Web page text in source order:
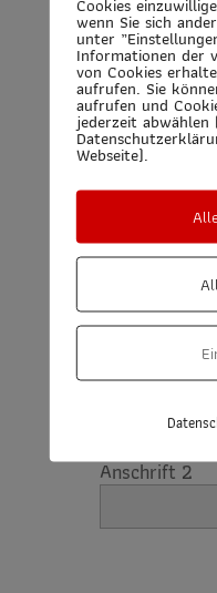
Telefon
Rabattcode
(falls
Anschrift 1
Anschrift 2
wenn Sie sich
unter
Informationen der
von Cookies
aufrufen. Sie
aufrufen und
jederzeit abwählen
Webseite).